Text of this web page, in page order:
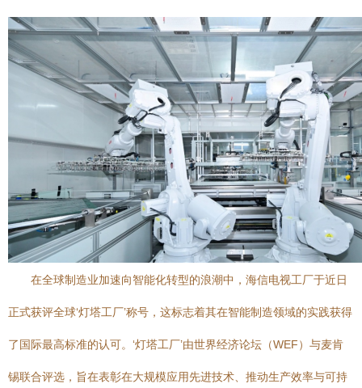
在全球制造业加速向智能化转型的浪潮中，海信电视工厂于近日
正式获评全球‘灯塔工厂’称号，这标志着其在智能制造领域的实践获得
了国际最高标准的认可。‘灯塔工厂’由世界经济论坛（WEF）与麦肯
锡联合评选，旨在表彰在大规模应用先进技术、推动生产效率与可持